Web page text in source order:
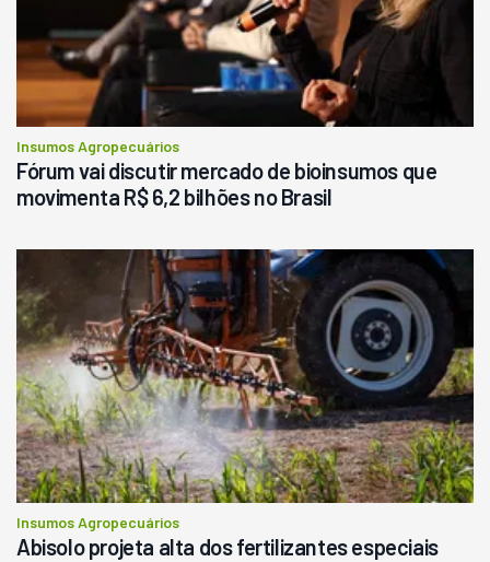
Insumos Agropecuários
Fórum vai discutir mercado de bioinsumos que
movimenta R$ 6,2 bilhões no Brasil
Insumos Agropecuários
Abisolo projeta alta dos fertilizantes especiais